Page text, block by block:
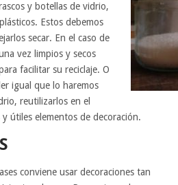
y botellas de vidrio,
Estos debemos
secar. En el caso de
vez limpios y secos
facilitar su reciclaje. O
igual que lo haremos
reutilizarlos en el
útiles elementos de decoración.
conviene usar decoraciones tan